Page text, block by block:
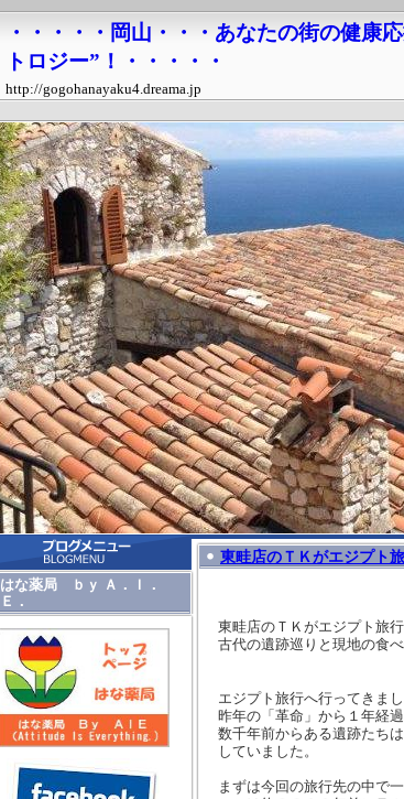
・・・・・岡山・・・あなたの街の健康
トロジー”！・・・・・
http://gogohanayaku4.dreama.jp
はな薬局 ｂｙ Ａ．Ｉ．
Ｅ．
東畦店のＴＫがエジプト
東畦店のＴＫがエジプト旅
古代の遺跡巡りと現地の食
エジプト旅行へ行ってきまし
昨年の「革命」から１年経
数千年前からある遺跡たち
していました。
まずは今回の旅行先の中で